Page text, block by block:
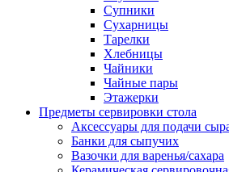
Супники
Сухарницы
Тарелки
Хлебницы
Чайники
Чайные пары
Этажерки
Предметы сервировки стола
Аксессуары для подачи
Банки для сыпучих
Вазочки для варенья/сахара